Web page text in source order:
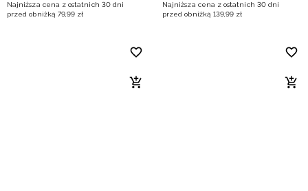
Najniższa cena z ostatnich 30 dni
przed obniżką 79,99 zł
Najniższa cena z ostatnich 30 dni
przed obniżką 139,99 zł